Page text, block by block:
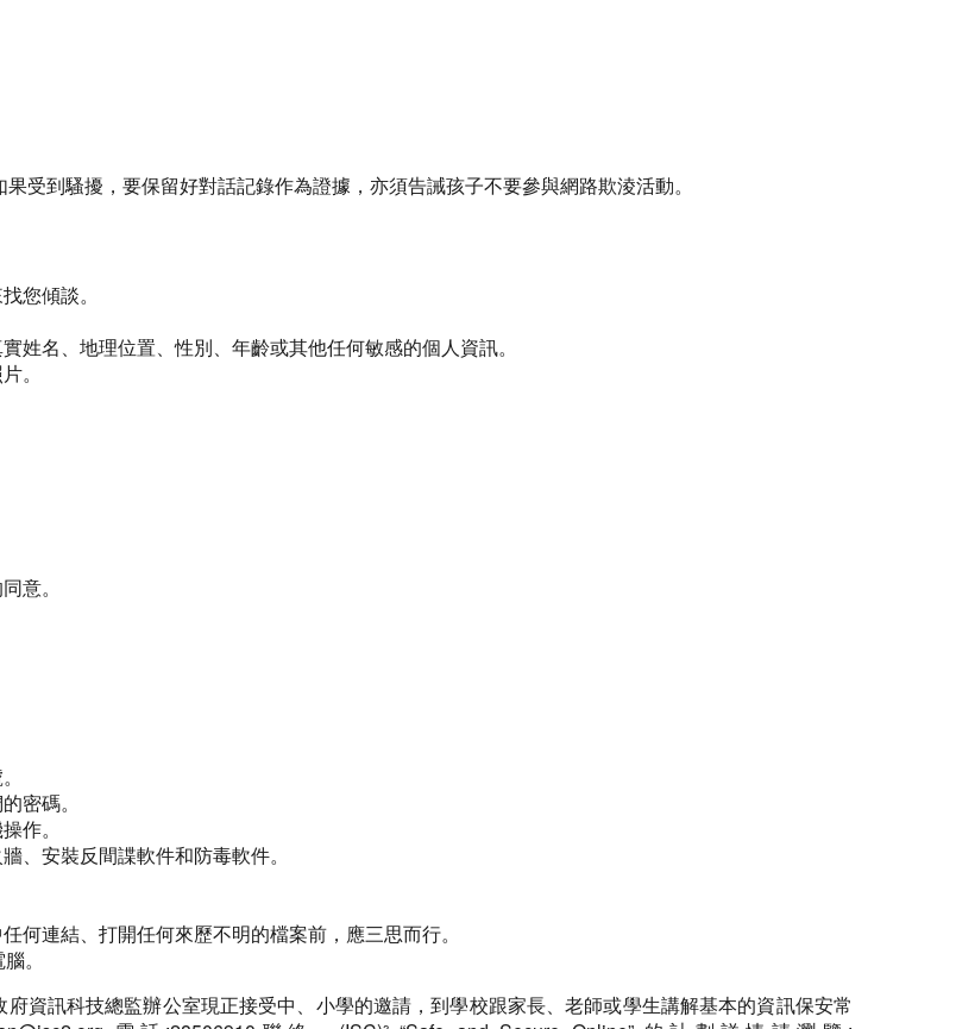
受到騷擾，要保留好對話記錄作為證據，亦須告誡孩子不要參與網路欺淩活動。
您傾談。
名、地理位置、性別、年齡或其他任何敏感的個人資訊。
。
意。
密碼。
作。
、安裝反間諜軟件和防毒軟件。
何連結、打開任何來歷不明的檔案前，應三思而行。
。
府資訊科技總監辦公室現正接受中、小學的邀請，到學校跟家長、老師或學生講解基本的資訊保安常